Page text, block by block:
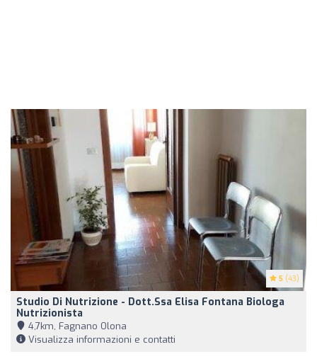
5 (43)
Studio Di Nutrizione - Dott.ssa Elisa Fontana Biologa
Nutrizionista
4,7km, Fagnano Olona
Visualizza informazioni e contatti